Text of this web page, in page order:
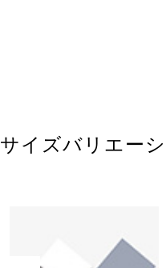
サイズバリエー